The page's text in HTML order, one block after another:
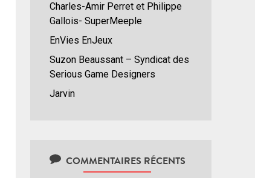
Charles-Amir Perret et Philippe
Gallois- SuperMeeple
EnVies EnJeux
Suzon Beaussant – Syndicat des
Serious Game Designers
Jarvin
COMMENTAIRES RÉCENTS